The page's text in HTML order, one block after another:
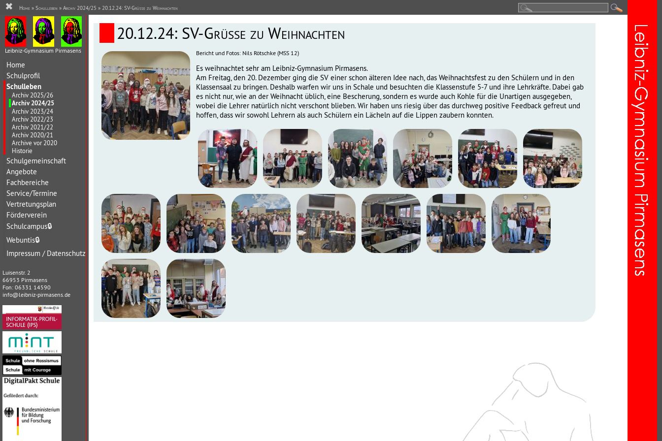
Leibniz-Gymnasium Pirmasens
Home
Schulprofil
Schulleben
Archiv 2025/26
Archiv 2024/25
Archiv 2023/24
Archiv 2022/23
Archiv 2021/22
Archiv 2020/21
Archive vor 2020
Historie
Schulgemeinschaft
Angebote
Fachbereiche
Service/Termine
Vertretungsplan
Förderverein
Schulcampus🔒
Webuntis🔒
Impressum / Datenschutz
Luisenstr. 2
66953 Pirmasens
Fon: 06331 14590
info@leibniz-pirmasens.de
20.12.24: SV-Grüße zu Weihnachten
Bericht und Fotos: Nils Rötschke (MSS 12)
Es weihnachtet sehr am Leibniz-Gymnasium Pirmasens.
Am Freitag, den 20. Dezember ging die SV einer schon älteren Idee nach, das Weihnachtsfest zu den Schülern und in den
Klassensaal zu bringen. Deshalb warfen wir uns in Schale und besuchten die Klassenstufe 5-7 und ihre Lehrkräfte. Dabei gab
es nicht nur, wie an der Weihnacht üblich, eine Bescherung, sondern es wurde auch Kohle für die Unartigen ausgegeben,
wobei die Lehrer natürlich nicht verschont blieben. Wir haben uns riesig über das durchweg positive Feedback gefreut und
hoffen, dass wir sowohl Lehrern als auch Schülern ein Lächeln auf die Lippen zaubern konnten.
✖ Home » Schulleben » Archiv 2024/25 » 20.12.24: SV-Grüße zu Weihnachten